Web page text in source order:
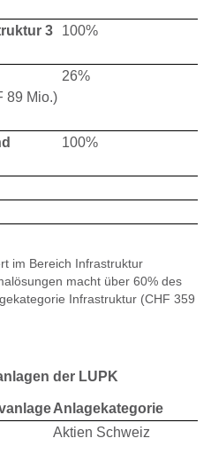
3
100%
89 Mio.)
26%
100%
im Bereich Infrastruktur
macht über 60% des
Infrastruktur (CHF 359
der LUPK
Anlagekategorie
Aktien Schweiz